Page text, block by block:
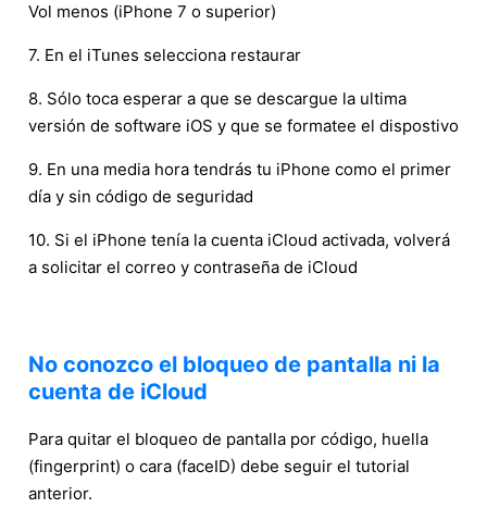
Vol menos (iPhone 7 o superior)
7. En el iTunes selecciona restaurar
8. Sólo toca esperar a que se descargue la ultima
versión de software iOS y que se formatee el dispostivo
9. En una media hora tendrás tu iPhone como el primer
día y sin código de seguridad
10. Si el iPhone tenía la cuenta iCloud activada, volverá
a solicitar el correo y contraseña de iCloud
No conozco el bloqueo de pantalla ni la
cuenta de iCloud
Para quitar el bloqueo de pantalla por código, huella
(fingerprint) o cara (faceID) debe seguir el tutorial
anterior.